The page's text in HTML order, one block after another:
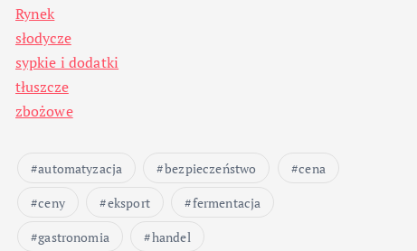
Rynek
słodycze
sypkie i dodatki
tłuszcze
zbożowe
automatyzacja bezpieczeństwo
cena
ceny
eksport
fermentacja
gastronomia
handel